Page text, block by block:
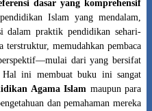
dasar yang komprehensif
Islam yang mendalam,
dalam praktik pendidikan sehari-
terstruktur, memudahkan pembaca
dari yang bersifat
ini membuat buku ini sangat
Agama Islam maupun para
dan pemahaman mereka